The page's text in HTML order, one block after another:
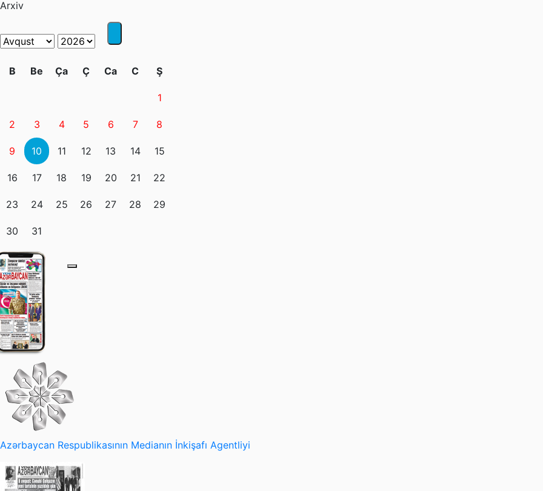
Arxiv
B Be Ça Ç Ca C Ş
1
2 3 4 5 6 7 8
9 10 11 12 13 14 15
16 17 18 19 20 21 22
23 24 25 26 27 28 29
30 31
Azərbaycan Respublikasının Medianın İnkişafı Agentliyi